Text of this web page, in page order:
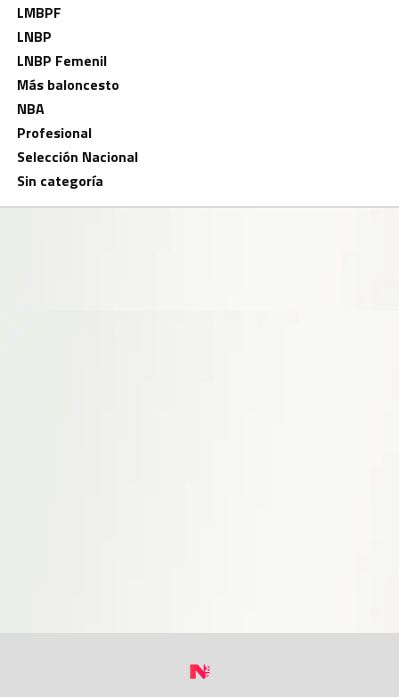
LMBPF
LNBP
LNBP Femenil
Más baloncesto
NBA
Profesional
Selección Nacional
Sin categoría